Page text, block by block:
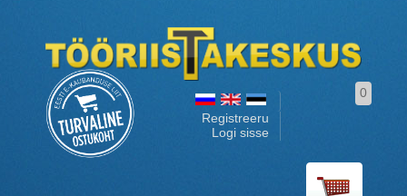
Registreeru
Logi sisse
0